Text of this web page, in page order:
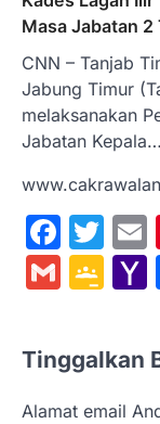
Masa Jabatan 2
CNN – Tanjab
Jabung Timur
melaksanakan
Jabatan Kepala…
Gmail
Tinggalkan
Alamat email